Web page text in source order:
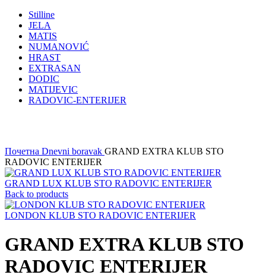
Stilline
JELA
MATIS
NUMANOVIĆ
HRAST
EXTRASAN
DODIC
MATIJEVIC
RADOVIC-ENTERIJER
Почетна Dnevni boravak GRAND EXTRA KLUB STO
RADOVIC ENTERIJER
GRAND LUX KLUB STO RADOVIC ENTERIJER
Back to products
LONDON KLUB STO RADOVIC ENTERIJER
GRAND EXTRA KLUB STO
RADOVIC ENTERIJER